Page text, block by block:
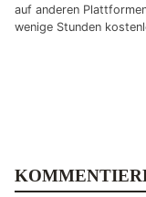
auf anderen
wenige Stunden